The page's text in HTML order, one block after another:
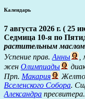
Календарь
7 августа 2026 г. ( 25
Седмица 10-я по
растительным
Успение прав.Анны
,
жен Олимпиады
Прп. Макария
Вселенского Собора.
Александра